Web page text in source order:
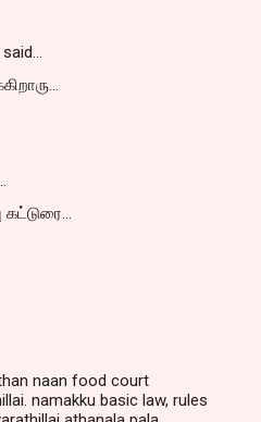
said…
naan food court
namakku basic law, rules